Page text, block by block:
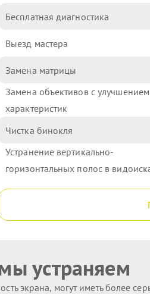
Бесплатная диагностика
Выезд мастера
Замена матрицы
Замена объективов с улучшением
характеристик
Чистка бинокля
Устранение вертикально-
горизонтальных полос в
устраняем
экрана, могут иметь более